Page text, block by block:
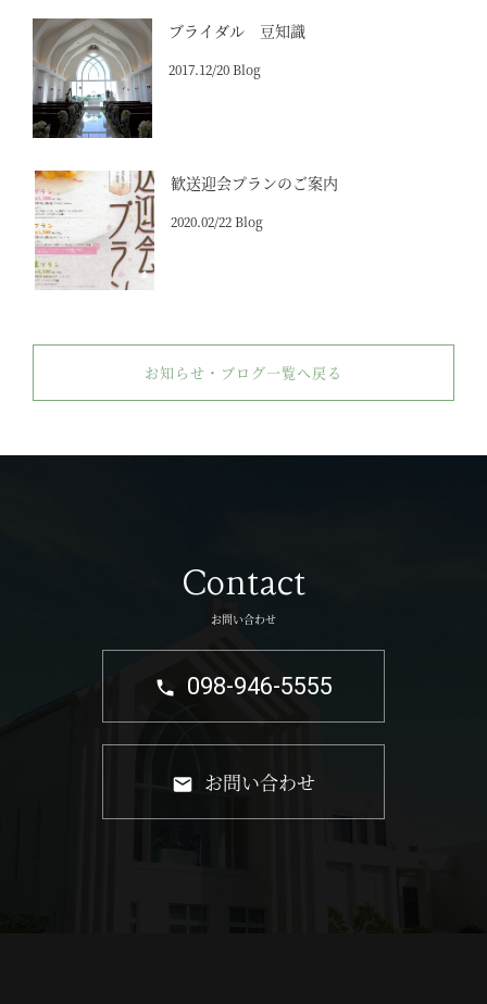
ブライダル 豆知識
2017.12/20 Blog
歓送迎会プランのご案内
2020.02/22 Blog
お知らせ・ブログ一覧へ戻る
Contact
お問い合わせ
098-946-5555
お問い合わせ